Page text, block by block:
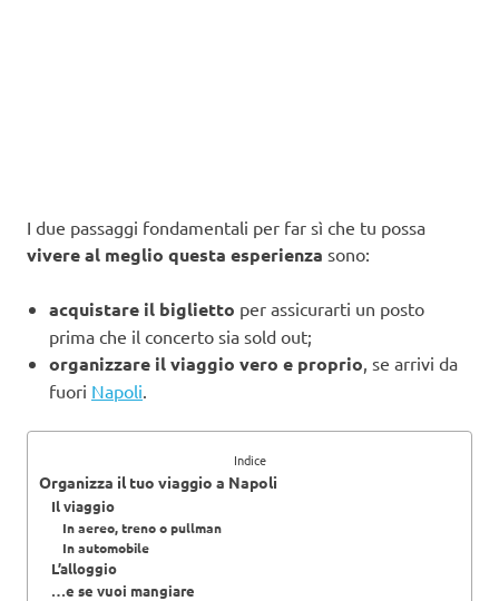
I due passaggi fondamentali per far sì che tu possa
vivere al meglio questa esperienza sono:
acquistare il biglietto per assicurarti un posto
prima che il concerto sia sold out;
organizzare il viaggio vero e proprio , se arrivi da
fuori Napoli
Indice
Organizza il tuo viaggio a Napoli
Il viaggio
In aereo, treno o pullman
In automobile
L’alloggio
…e se vuoi mangiare